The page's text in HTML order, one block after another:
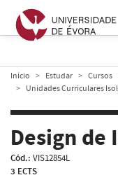
Início Estudar Cursos
Unidades Curriculares
Design de
Cód.: VIS12854L
3 ECTS